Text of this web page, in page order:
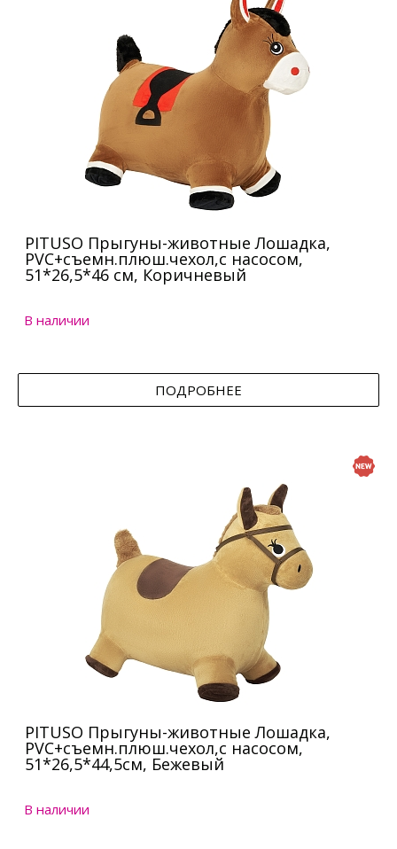
PITUSO Прыгуны-животные Лошадка,
PVC+съемн.плюш.чехол,с насосом,
51*26,5*46 см, Коричневый
В наличии
ПОДРОБНЕЕ
PITUSO Прыгуны-животные Лошадка,
PVC+съемн.плюш.чехол,с насосом,
51*26,5*44,5см, Бежевый
В наличии